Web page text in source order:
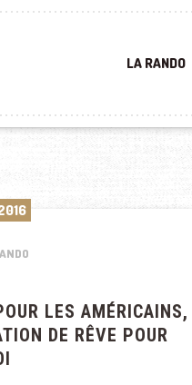
LA RANDO
LES AMÉRICAINS,
DE RÊVE POUR